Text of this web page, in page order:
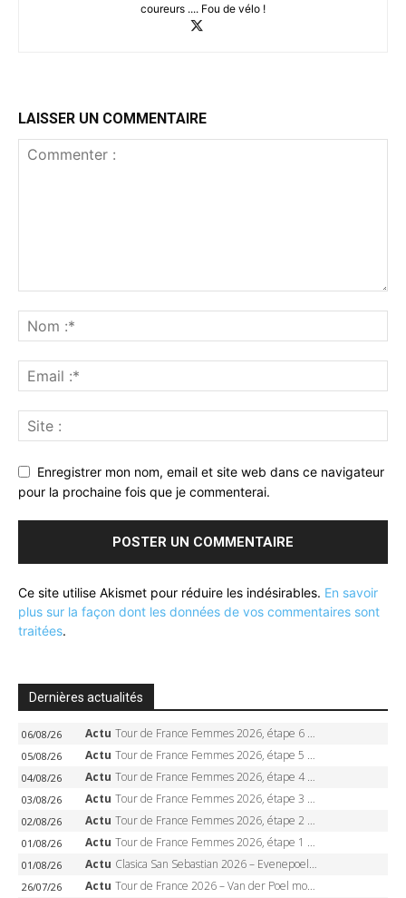
coureurs .... Fou de vélo !
LAISSER UN COMMENTAIRE
Enregistrer mon nom, email et site web dans ce navigateur
pour la prochaine fois que je commenterai.
Ce site utilise Akismet pour réduire les indésirables. En savoir
plus sur la façon dont les données de vos commentaires sont
traitées.
Dernières actualités
06/08/26 Actu Tour de France Femmes 2026, étape 6 – Kim Le Court-Pienaar gagne à Tournon, Reusser en jaune
05/08/26 Actu Tour de France Femmes 2026, étape 5 – Demi Vollering gagne à Belleville, Reusser en jaune, Ferrand-Prévot coule
04/08/26 Actu Tour de France Femmes 2026, étape 4 – Marlen Reusser écrase le chrono, Ferrand-Prévot en crise
03/08/26 Actu Tour de France Femmes 2026, étape 3 – Sigrid Haugset en solitaire, 88 km d’échappée, maillot jaune
02/08/26 Actu Tour de France Femmes 2026, étape 2 – Lorena Wiebes doublé à Genève, Markus héroïque, 7e record
01/08/26 Actu Tour de France Femmes 2026, étape 1 – Lorena Wiebes intouchable à Lausanne, premier maillot jaune
01/08/26 Actu Clasica San Sebastian 2026 – Evenepoel recordman, 4e victoire, Carapaz battu au sprint
26/07/26 Actu Tour de France 2026 – Van der Poel monumental à Paris, Pogacar égale le record des cinq sacres